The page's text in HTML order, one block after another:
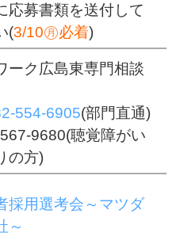
応募書類を送付して
(3/10㊊必着)
ーク広島東専門相談
554-6905(部門直通)
9680(聴覚障がい
の方)
採用選考会 ～マツダ
～